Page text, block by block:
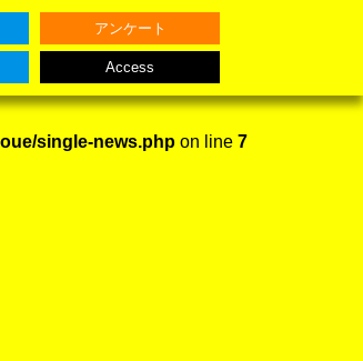
アンケート
Access
single-news.php on line 7